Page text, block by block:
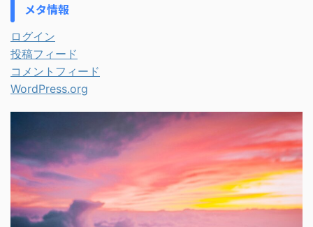
メタ情報
ログイン
投稿フィード
コメントフィード
WordPress.org